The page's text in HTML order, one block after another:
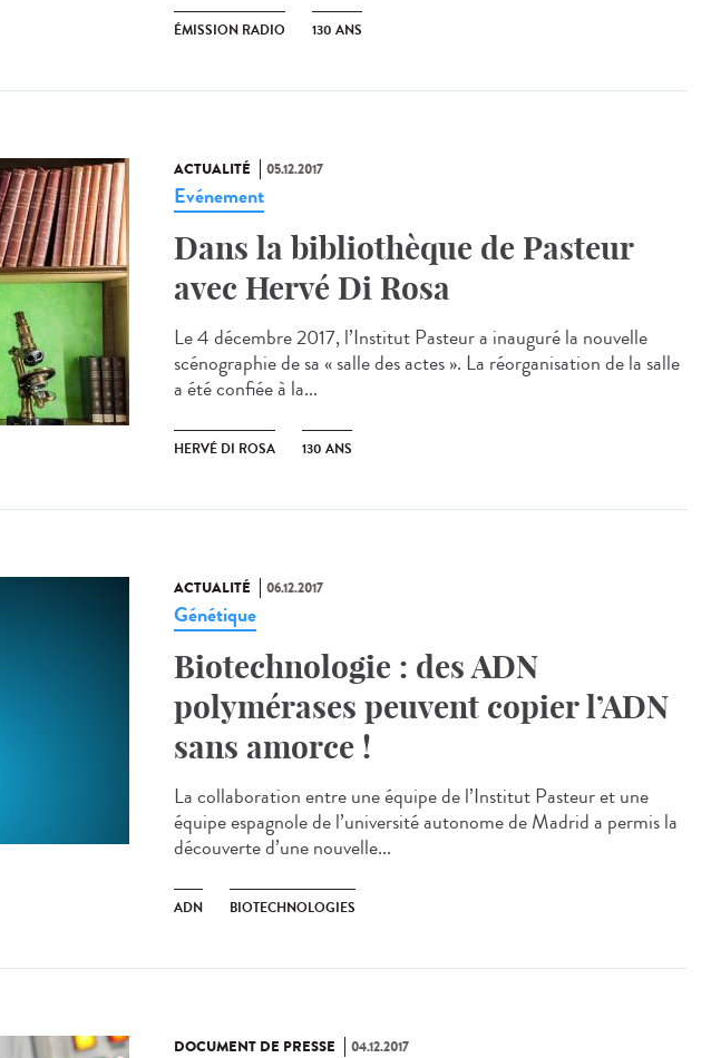
ÉMISSION RADIO 130 ANS
ACTUALITÉ 05.12.2017
Evénement
Dans la bibliothèque de Pasteur
avec Hervé Di Rosa
Le 4 décembre 2017, l’Institut Pasteur a inauguré la nouvelle
scénographie de sa « salle des actes ». La réorganisation de la salle
a été confiée à la...
HERVÉ DI ROSA 130 ANS
ACTUALITÉ 06.12.2017
Génétique
Biotechnologie : des ADN
polymérases peuvent copier l’ADN
sans amorce !
La collaboration entre une équipe de l’Institut Pasteur et une
équipe espagnole de l’université autonome de Madrid a permis la
découverte d’une nouvelle...
ADN BIOTECHNOLOGIES
DOCUMENT DE PRESSE 04.12.2017